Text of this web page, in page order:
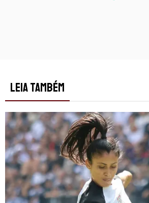
LEIA TAMBÉM